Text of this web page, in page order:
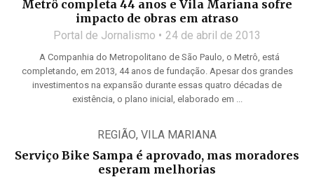
Metrô completa 44 anos e Vila Mariana sofre
impacto de obras em atraso
Portal de Jornalismo 24 de abril de 2013
A Companhia do Metropolitano de São Paulo, o Metrô, está
completando, em 2013, 44 anos de fundação. Apesar dos grandes
investimentos na expansão durante essas quatro décadas de
existência, o plano inicial, elaborado em ...
REGIÃO, VILA MARIANA
Serviço Bike Sampa é aprovado, mas moradores
esperam melhorias